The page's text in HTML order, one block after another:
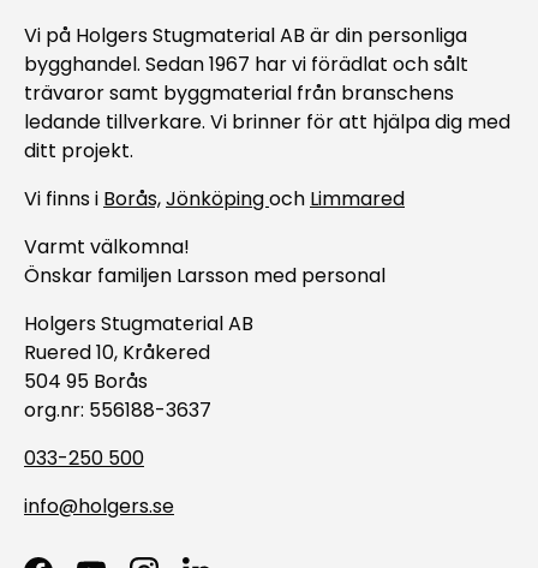
Vi på Holgers Stugmaterial AB är din personliga
bygghandel. Sedan 1967 har vi förädlat och sålt
trävaror samt byggmaterial från branschens
ledande tillverkare. Vi brinner för att hjälpa dig med
ditt projekt.
Vi finns i Borås,Jönköpingoch Limmared
Varmt välkomna!
Önskar familjen Larsson med personal
Holgers Stugmaterial AB
Ruered 10, Kråkered
504 95 Borås
org.nr: 556188-3637
033-250 500
info@holgers.se